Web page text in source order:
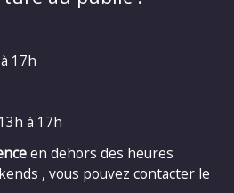
17h
à 17h
en dehors des heures
, vous pouvez contacter le